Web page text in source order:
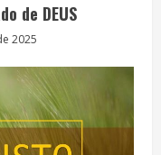
de DEUS
2025